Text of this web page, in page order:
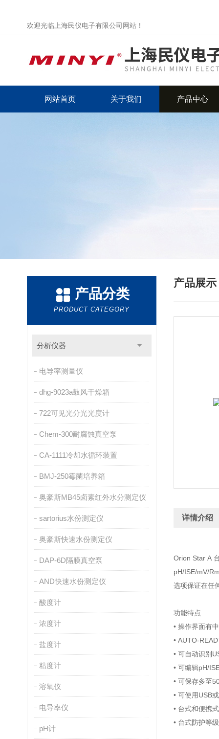
欢迎光临上海民仪电子有限公司网站！
网站首页 关于我们 产品中心
产品分类
PRODUCT CATEGORY
分析仪器
电导率测量仪
dhg-9023a鼓风干燥箱
722可见光分光光度计
Chem-300耐腐蚀真空泵
CA-1111冷却水循环装置
BMJ-250霉菌培养箱
奥豪斯MB45卤素红外水分测定仪
sartorius水份测定仪
奥豪斯快速水份测定仪
DAP-6D隔膜真空泵
AND快速水份测定仪
酸度计
浓度计
盐度计
粘度计
溶氧仪
电导率仪
pH计
产品展示
详情介绍
Orion Star A
pH/ISE/mV/
选项保证在任
功能特点
• 操作界面有
• AUTO-
• 可自动识别
• 可编辑pH/
• 可保存多至
• 可使用USB
• 台式和便携
• 台式防护等